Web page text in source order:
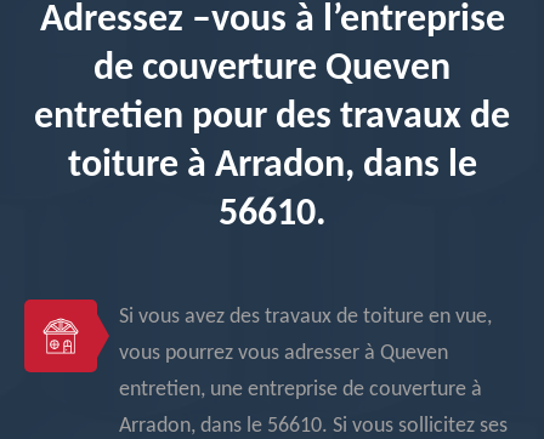
Adressez –vous à l’entreprise
de couverture Queven
entretien pour des travaux de
toiture à Arradon, dans le
56610.
Si vous avez des travaux de toiture en vue,
vous pourrez vous adresser à Queven
entretien, une entreprise de couverture à
Arradon, dans le 56610. Si vous sollicitez ses